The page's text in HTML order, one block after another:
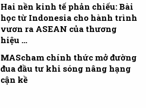
Hai nền kinh tế phản chiếu: Bài
học từ Indonesia cho hành trình
vươn ra ASEAN của thương
hiệu ...
MAScham chính thức mở đường
đua đầu tư khi sóng nâng hạng
cận kề